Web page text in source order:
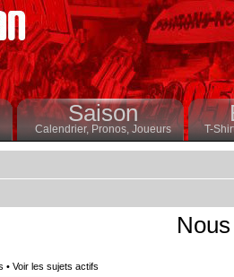
Saison
Calendrier,Pronos, Joueurs T-
• Voir les sujets actifs